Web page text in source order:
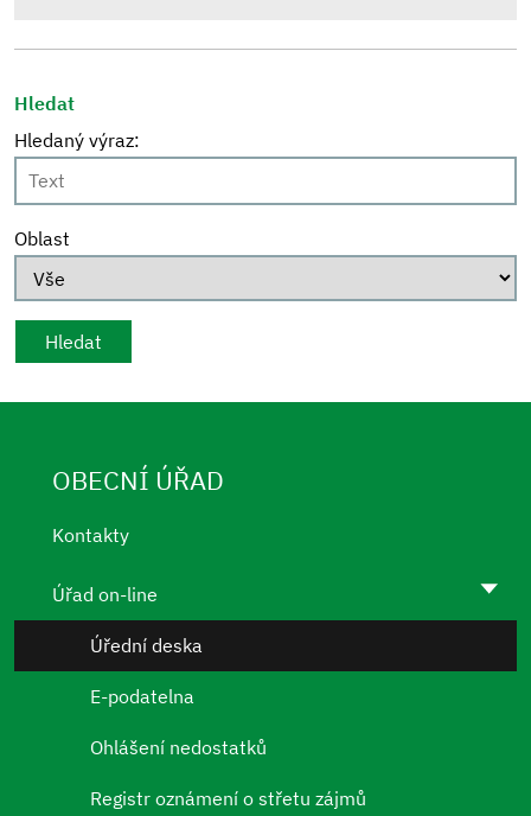
Hledat
Hledaný výraz:
Oblast
OBECNÍ ÚŘAD
Kontakty
Úřad on-line
Úřední deska
E-podatelna
Ohlášení nedostatků
Registr oznámení o střetu zájmů